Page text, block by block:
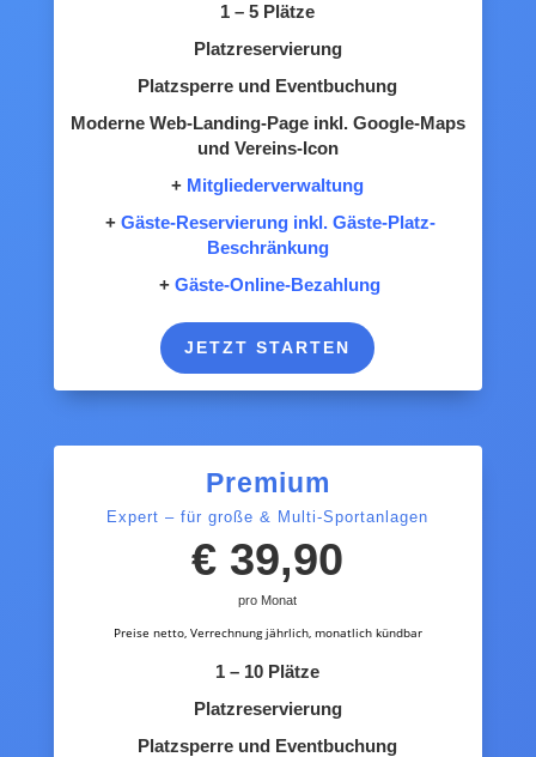
1 – 5 Plätze
Platzreservierung
Platzsperre und Eventbuchung
Moderne Web-Landing-Page inkl. Google-Maps
und Vereins-Icon
+ Mitgliederverwaltung
+ Gäste-Reservierung inkl. Gäste-Platz-
Beschränkung
+Gäste-Online-Bezahlung
JETZT STARTEN
Premium
Expert – für große & Multi-Sportanlagen
€ 39,90
pro Monat
Preise netto, Verrechnung jährlich, monatlich kündbar
1 – 10 Plätze
Platzreservierung
Platzsperre und Eventbuchung